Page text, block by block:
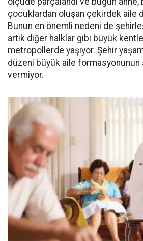
çocuklardan oluşan çekirdek aile
Bunun en önemli nedeni de
artık diğer halklar gibi büyük
metropollerde yaşıyor. Şehir
düzeni büyük aile
vermiyor.